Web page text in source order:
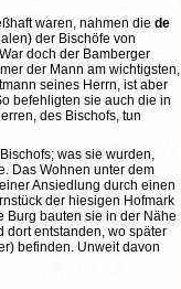
waren, nahmen die de
der Bischöfe von
doch der Bamberger
der Mann am wichtigsten,
seines Herrn, ist aber
befehligten sie auch die in
des Bischofs, tun
was sie wurden,
Das Wohnen unter dem
Ansiedlung durch einen
der hiesigen Hofmark
Burg bauten sie in der Nähe
dort entstanden, wo später
befinden. Unweit davon